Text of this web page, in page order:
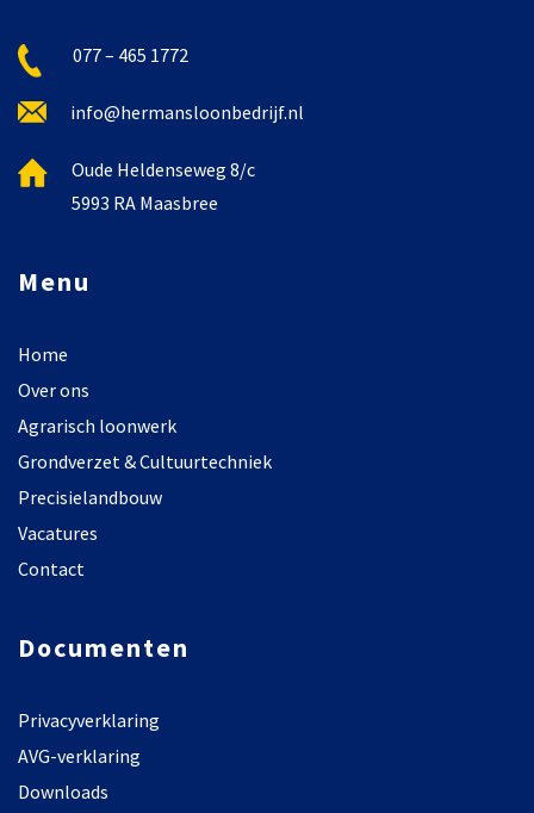
077 – 465 1772
info@hermansloonbedrijf.nl
Oude Heldenseweg 8/c
5993 RA Maasbree
Menu
Home
Over ons
Agrarisch loonwerk
Grondverzet & Cultuurtechniek
Precisielandbouw
Vacatures
Contact
Documenten
Privacyverklaring
AVG-verklaring
Downloads